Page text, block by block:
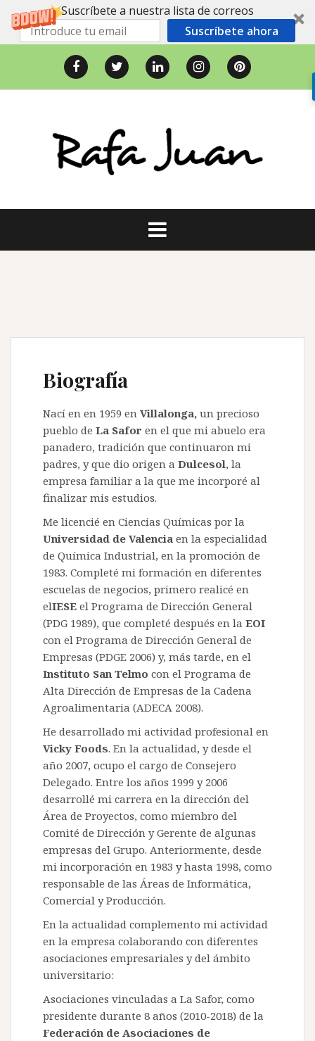
Suscríbete a nuestra lista de correos
Suscríbete ahora
contenido
FacebookTwitter LinkedInInstagramPinterest
Biografía
Nací en en 1959 en Villalonga, un precioso
pueblo de La Safor en el que mi abuelo era
panadero, tradición que continuaron mi
padres, y que dio origen a Dulcesol, la
empresa familiar a la que me incorporé al
finalizar mis estudios.
Me licencié en Ciencias Químicas por la
Universidad de Valencia en la especialidad
de Química Industrial, en la promoción de
1983. Completé mi formación en diferentes
escuelas de negocios, primero realicé en
elIESE el Programa de Dirección General
(PDG 1989), que completé después en la EOI
con el Programa de Dirección General de
Empresas (PDGE 2006) y, más tarde, en el
Instituto San Telmo con el Programa de
Alta Dirección de Empresas de la Cadena
Agroalimentaria (ADECA 2008).
He desarrollado mi actividad profesional en
Vicky Foods. En la actualidad, y desde el
año 2007, ocupo el cargo de Consejero
Delegado. Entre los años 1999 y 2006
desarrollé mi carrera en la dirección del
Área de Proyectos, como miembro del
Comité de Dirección y Gerente de algunas
empresas del Grupo. Anteriormente, desde
mi incorporación en 1983 y hasta 1998, como
responsable de las Áreas de Informática,
Comercial y Producción.
En la actualidad complemento mi actividad
en la empresa colaborando con diferentes
asociaciones empresariales y del ámbito
universitario:
Asociaciones vinculadas a La Safor, como
presidente durante 8 años (2010-2018) de la
Federación de Asociaciones de